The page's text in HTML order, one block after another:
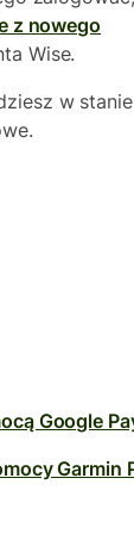
z nowego
Wise.
w stanie
Google
Garmin